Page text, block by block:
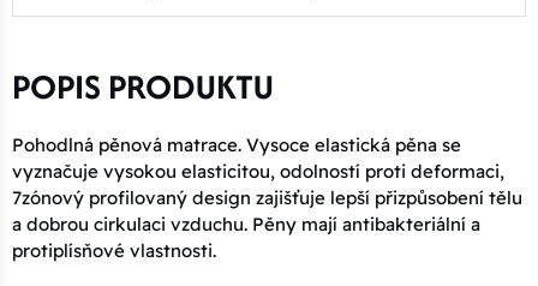
POPIS PRODUKTU
Pohodlná pěnová matrace. Vysoce elastická pěna se
vyznačuje vysokou elasticitou, odolností proti deformaci,
7zónový profilovaný design zajišťuje lepší přizpůsobení tělu
a dobrou cirkulaci vzduchu. Pěny mají antibakteriální a
protiplísňové vlastnosti.